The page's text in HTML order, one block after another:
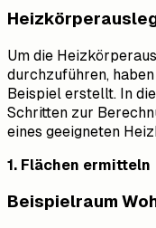
Um die
durchzuführen,
Beispiel erstellt. In
Schritten zur
eines geeigneten
1. Flächen ermitteln
Beispielraum